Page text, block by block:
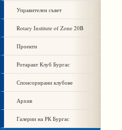
Управителен съвет
Rotary Institute of Zone 20B
Проекти
Ротаракт Клуб Бургас
Спонсорирани клубове
Архив
Галерии на РК Бургас